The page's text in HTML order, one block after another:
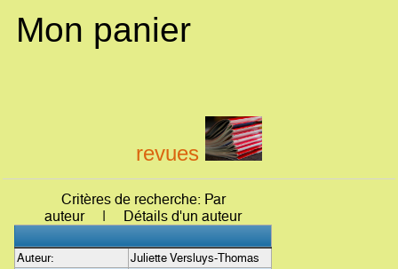
Mon panier
revues
Critères de recherche: Par
auteur | Détails d'un auteur
Auteur:
Juliette Versluys-Thomas